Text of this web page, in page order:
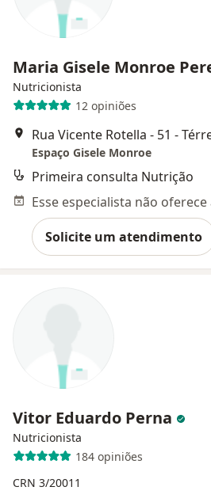
Maria Gisele Monroe
Nutricionista
12 opiniões
Rua Vicente Rotella - 51 -
Espaço Gisele Monroe
Primeira consulta Nutrição
Solicite um atendimento
Vitor Eduardo Perna
Nutricionista
184 opiniões
CRN 3/20011